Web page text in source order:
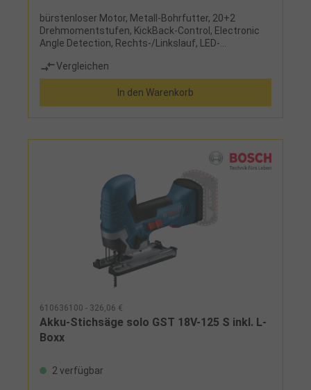
bürstenloser Motor, Metall-Bohrfutter, 20+2
Drehmomentstufen, KickBack-Control, Electronic
Angle Detection, Rechts-/Linkslauf, LED-
Ladegerät, mit Zusatzhandgriff und L-Boxx
Vergleichen
In den Warenkorb
610636100 - 326,06 €
Akku-Stichsäge solo GST 18V-125 S inkl. L-
Boxx
2 verfügbar